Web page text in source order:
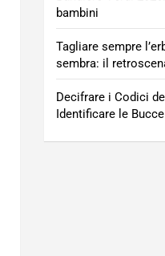
bambini
Tagliare sempre
sembra: il
Decifrare i Codici
Identificare le